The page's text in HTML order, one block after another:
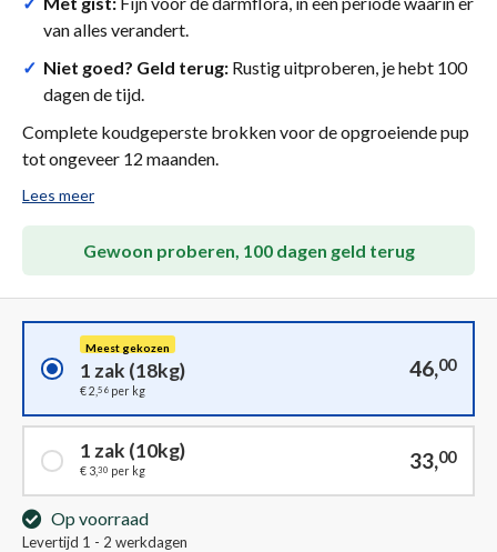
van alles verandert.
✓ Niet goed? Geld terug: Rustig uitproberen, je hebt 100
dagen de tijd.
Complete koudgeperste brokken voor de opgroeiende pup
tot ongeveer 12 maanden.
Lees meer
Gewoon proberen, 100 dagen geld terug
Op voorraad
Levertijd 1 - 2 werkdagen
Meest gekozen
1 zak (18kg)
€ 2,56 per kg
46,00
1 zak (10kg)
€ 3,30 per kg 33,00